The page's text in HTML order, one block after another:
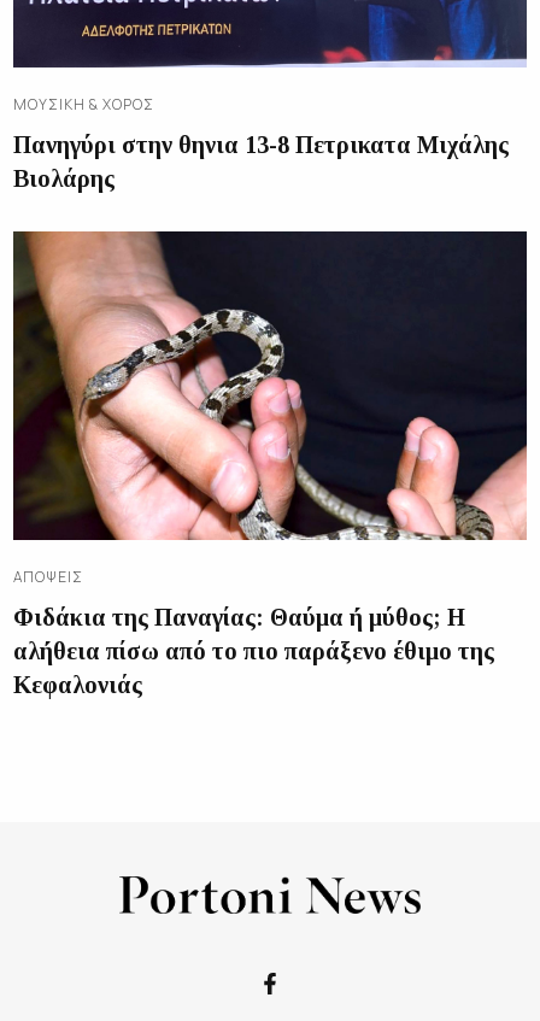
ΜΟΥΣΙΚΉ & ΧΟΡΌΣ
Πανηγύρι στην θηνια 13-8 Πετρικατα Μιχάλης
Βιολάρης
ΑΠΌΨΕΙΣ
Φιδάκια της Παναγίας: Θαύμα ή μύθος; Η
αλήθεια πίσω από το πιο παράξενο έθιμο της
Κεφαλονιάς